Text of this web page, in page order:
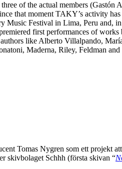
of the actual members
that moment TAKY’s activity
Music Festival in Lima, Peru and,
first performances of
like Alberto Villalpando,
Maderna, Riley, Feldman
Tomas Nygren som ett
skivbolaget Schhh (första skivan “